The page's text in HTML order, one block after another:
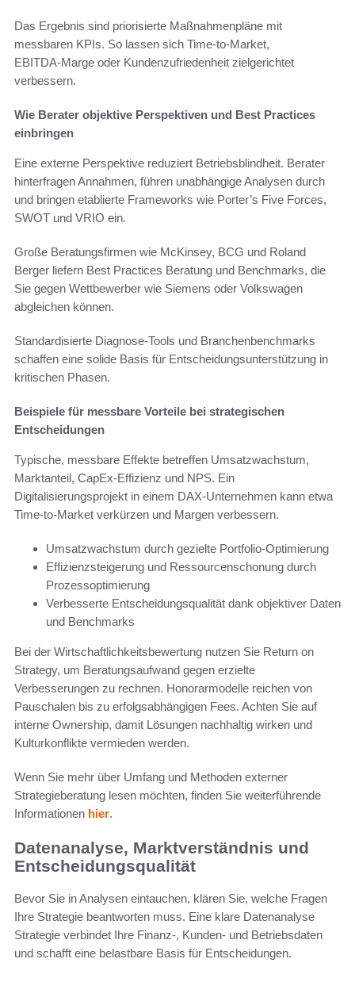
Das Ergebnis sind priorisierte Maßnahmenpläne mit
messbaren KPIs. So lassen sich Time‑to‑Market,
EBITDA‑Marge oder Kundenzufriedenheit zielgerichtet
verbessern.
Wie Berater objektive Perspektiven und Best Practices
einbringen
Eine externe Perspektive reduziert Betriebsblindheit. Berater
hinterfragen Annahmen, führen unabhängige Analysen durch
und bringen etablierte Frameworks wie Porter’s Five Forces,
SWOT und VRIO ein.
Große Beratungsfirmen wie McKinsey, BCG und Roland
Berger liefern Best Practices Beratung und Benchmarks, die
Sie gegen Wettbewerber wie Siemens oder Volkswagen
abgleichen können.
Standardisierte Diagnose‑Tools und Branchenbenchmarks
schaffen eine solide Basis für Entscheidungsunterstützung in
kritischen Phasen.
Beispiele für messbare Vorteile bei strategischen
Entscheidungen
Typische, messbare Effekte betreffen Umsatzwachstum,
Marktanteil, CapEx‑Effizienz und NPS. Ein
Digitalisierungsprojekt in einem DAX‑Unternehmen kann etwa
Time‑to‑Market verkürzen und Margen verbessern.
Umsatzwachstum durch gezielte Portfolio‑Optimierung
Effizienzsteigerung und Ressourcenschonung durch
Prozessoptimierung
Verbesserte Entscheidungsqualität dank objektiver Daten
und Benchmarks
Bei der Wirtschaftlichkeitsbewertung nutzen Sie Return on
Strategy, um Beratungsaufwand gegen erzielte
Verbesserungen zu rechnen. Honorarmodelle reichen von
Pauschalen bis zu erfolgsabhängigen Fees. Achten Sie auf
interne Ownership, damit Lösungen nachhaltig wirken und
Kulturkonflikte vermieden werden.
Wenn Sie mehr über Umfang und Methoden externer
Strategieberatung lesen möchten, finden Sie weiterführende
Informationen hier.
Datenanalyse, Marktverständnis und
Entscheidungsqualität
Bevor Sie in Analysen eintauchen, klären Sie, welche Fragen
Ihre Strategie beantworten muss. Eine klare Datenanalyse
Strategie verbindet Ihre Finanz-, Kunden- und Betriebsdaten
und schafft eine belastbare Basis für Entscheidungen.